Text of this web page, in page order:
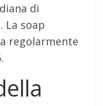
di
La soap
regolarmente